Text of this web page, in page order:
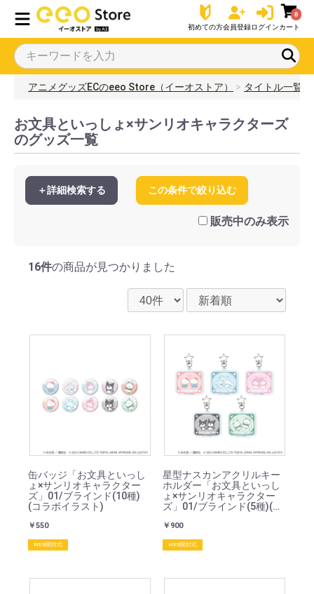
初めての方会員登録ログイン
0
カート
アニメグッズECのeeo Store（イーオストア） タイトル一覧
お文具といっしょ×サンリオキャラクターズ
のグッズ一覧
＋詳細検索する この条件で絞り込む
販売中のみ表示
16件の商品が見つかりました
缶バッジ「お文具といっし
ょ×サンリオキャラクター
ズ」01/ブラインド(10種)
(コラボイラスト)
￥550
WEB開封式
星型ナスカンアクリルキー
ホルダー「お文具といっし
ょ×サンリオキャラクター
ズ」01/ブラインド(5種)(コ
￥900
WEB開封式